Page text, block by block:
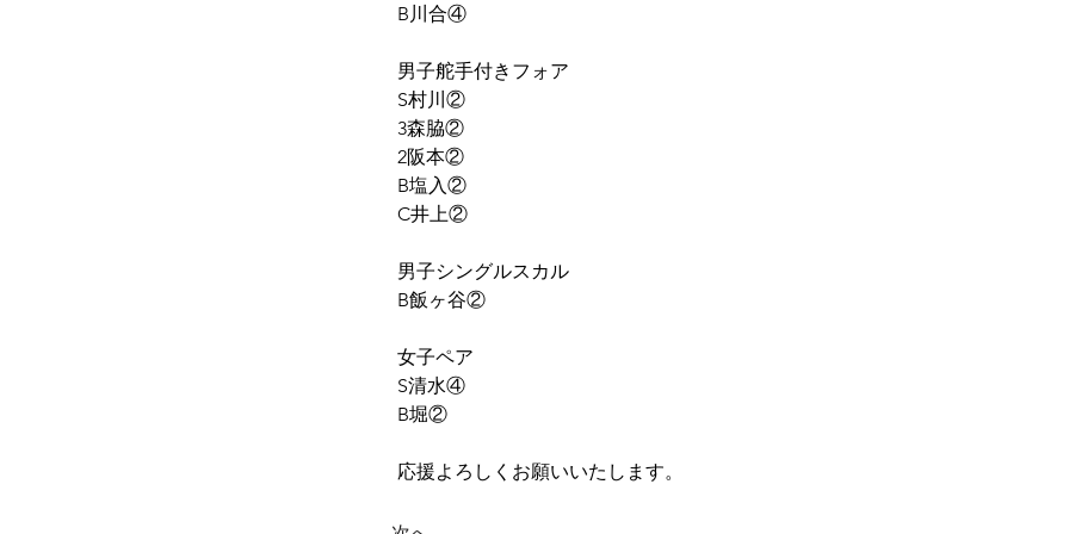
B川合④
男子舵手付きフォア
S村川②
3森脇②
2阪本②
B塩入②
C井上②
男子シングルスカル
B飯ヶ谷②
女子ペア
S清水④
B堀②
応援よろしくお願いいたします。